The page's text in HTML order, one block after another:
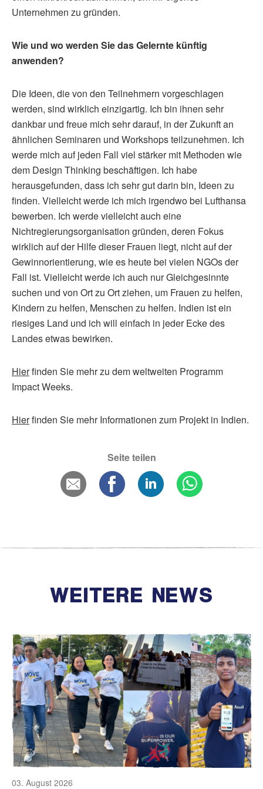
Unternehmen zu gründen.
Wie und wo werden Sie das Gelernte künftig
anwenden?
Die Ideen, die von den Teilnehmern vorgeschlagen
werden, sind wirklich einzigartig. Ich bin ihnen sehr
dankbar und freue mich sehr darauf, in der Zukunft an
ähnlichen Seminaren und Workshops teilzunehmen. Ich
werde mich auf jeden Fall viel stärker mit Methoden wie
dem Design Thinking beschäftigen. Ich habe
herausgefunden, dass ich sehr gut darin bin, Ideen zu
finden. Vielleicht werde ich mich irgendwo bei Lufthansa
bewerben. Ich werde vielleicht auch eine
Nichtregierungsorganisation gründen, deren Fokus
wirklich auf der Hilfe dieser Frauen liegt, nicht auf der
Gewinnorientierung, wie es heute bei vielen NGOs der
Fall ist. Vielleicht werde ich auch nur Gleichgesinnte
suchen und von Ort zu Ort ziehen, um Frauen zu helfen,
Kindern zu helfen, Menschen zu helfen. Indien ist ein
riesiges Land und ich will einfach in jeder Ecke des
Landes etwas bewirken.
Hierfinden Sie mehr zu dem weltweiten Programm
Impact Weeks.
Hierfinden Sie mehr Informationen zum Projekt in Indien.
Seite teilen
WEITERE NEWS
03. August 2026